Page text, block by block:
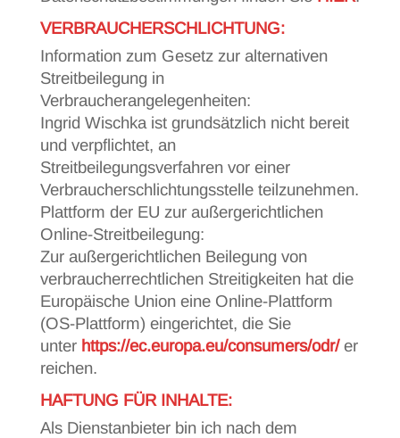
VERBRAUCHERSCHLICHTUNG:
Information zum Gesetz zur alternativen
Streitbeilegung in
Verbraucherangelegenheiten:
Ingrid Wischka ist grundsätzlich nicht bereit
und verpflichtet, an
Streitbeilegungsverfahren vor einer
Verbraucherschlichtungsstelle teilzunehmen.
Plattform der EU zur außergerichtlichen
Online-Streitbeilegung:
Zur außergerichtlichen Beilegung von
verbraucherrechtlichen Streitigkeiten hat die
Europäische Union eine Online-Plattform
(OS-Plattform) eingerichtet, die Sie
unter https://ec.europa.eu/consumers/odr/er
reichen.
HAFTUNG FÜR INHALTE:
Als Dienstanbieter bin ich nach dem